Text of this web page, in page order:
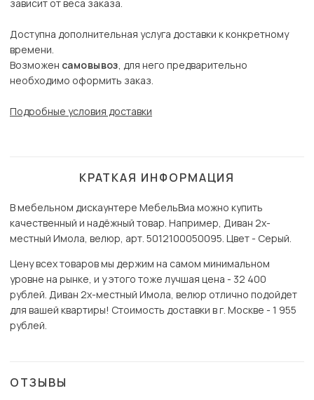
зависит от веса заказа.
Доступна дополнительная услуга доставки к конкретному
времени.
Возможен самовывоз, для него предварительно
необходимо оформить заказ.
Подробные условия доставки
КРАТКАЯ ИНФОРМАЦИЯ
В мебельном дискаунтере МебельВиа можно купить
качественный и надёжный товар. Например, Диван 2х-
местный Имола, велюр, арт. 5012100050095. Цвет - Серый.
Цену всех товаров мы держим на самом минимальном
уровне на рынке, и у этого тоже лучшая цена - 32 400
рублей. Диван 2х-местный Имола, велюр отлично подойдет
для вашей квартиры! Стоимость доставки в г. Москве - 1 955
рублей.
ОТЗЫВЫ